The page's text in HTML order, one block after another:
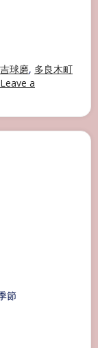
球磨, 多良木町
Leave a
節